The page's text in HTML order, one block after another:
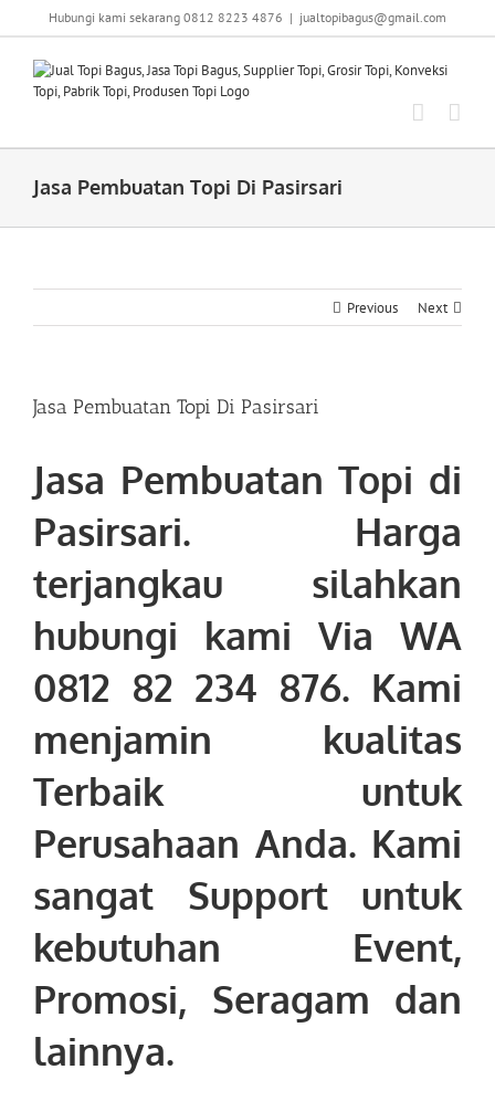
Hubungi kami sekarang 0812 8223 4876 | jualtopibagus@gmail.com
Jasa Pembuatan Topi Di Pasirsari
Previous Next
Jasa Pembuatan Topi Di Pasirsari
Jasa Pembuatan Topi di
Pasirsari. Harga
terjangkau silahkan
hubungi kami Via WA
0812 82 234 876. Kami
menjamin kualitas
Terbaik untuk
Perusahaan Anda. Kami
sangat Support untuk
kebutuhan Event,
Promosi, Seragam dan
lainnya.